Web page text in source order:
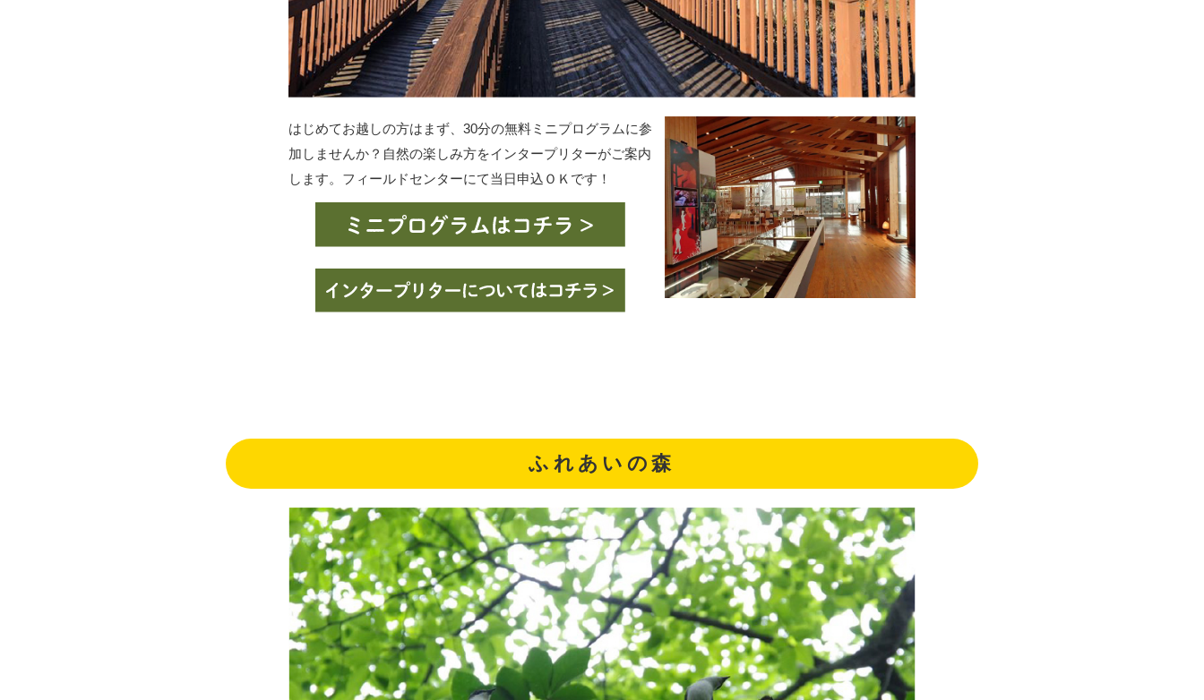
はじめてお越しの方はまず、30分の無料ミニプログラムに参
加しませんか？自然の楽しみ方をインタープリターがご案内
します。フィールドセンターにて当日申込ＯＫです！
ふれあいの森